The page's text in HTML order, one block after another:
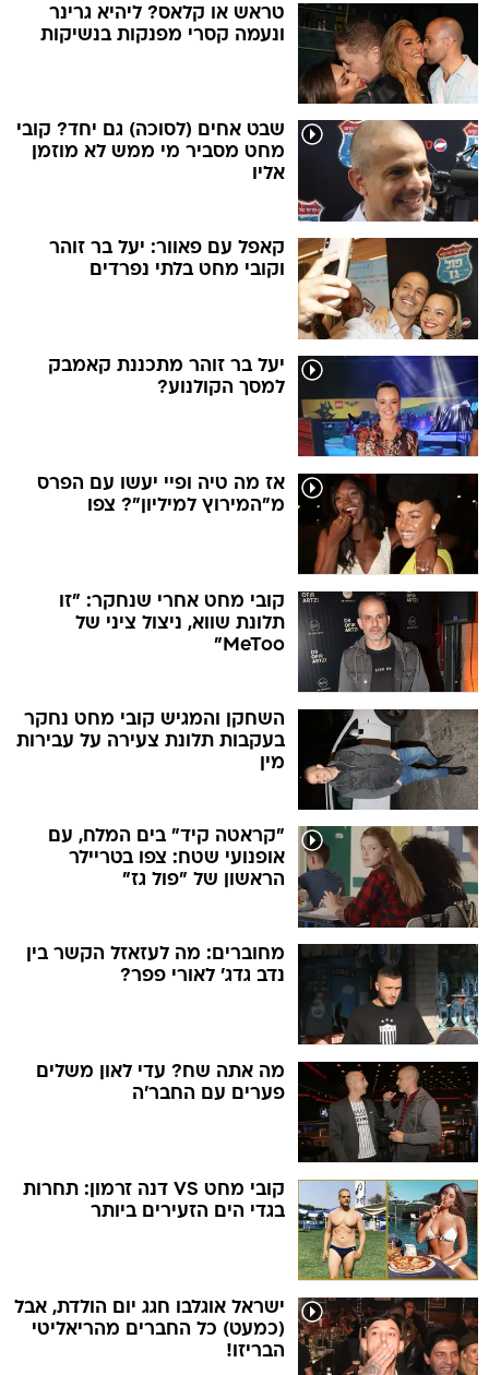
טראש או קלאס? ליהיא גרינר
ונעמה קסרי מפנקות בנשיקות
שבט אחים (לסוכה) גם יחד? קובי
מחט מסביר מי ממש לא מוזמן
אליו
קאפל עם פאוור: יעל בר זוהר
וקובי מחט בלתי נפרדים
יעל בר זוהר מתכננת קאמבק
למסך הקולנוע?
אז מה טיה ופיי יעשו עם הפרס
מ"המירוץ למיליון"? צפו
קובי מחט אחרי שנחקר: "זו
תלונת שווא, ניצול ציני של
MeToo"
השחקן והמגיש קובי מחט נחקר
בעקבות תלונת צעירה על עבירות
מין
"קראטה קיד" בים המלח, עם
אופנועי שטח: צפו בטריילר
הראשון של "פול גז"
מחוברים: מה לעזאזל הקשר בין
נדב גדג' לאורי פפר?
מה אתה שח? עדי לאון משלים
פערים עם החבר'ה
קובי מחט VS דנה זרמון: תחרות
בגדי הים הזעירים ביותר
ישראל אוגלבו חגג יום הולדת, אבל
(כמעט) כל החברים מהריאליטי
הבריזו!